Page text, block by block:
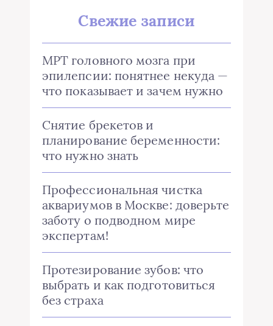
Свежие записи
МРТ головного мозга при
эпилепсии: понятнее некуда —
что показывает и зачем нужно
Снятие брекетов и
планирование беременности:
что нужно знать
Профессиональная чистка
аквариумов в Москве: доверьте
заботу о подводном мире
экспертам!
Протезирование зубов: что
выбрать и как подготовиться
без страха